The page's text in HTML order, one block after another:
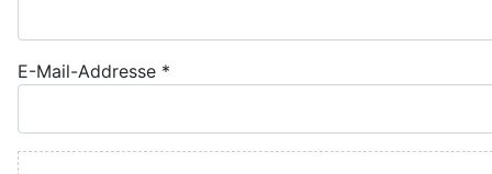
E-Mail-Addresse *
Kommentar Text